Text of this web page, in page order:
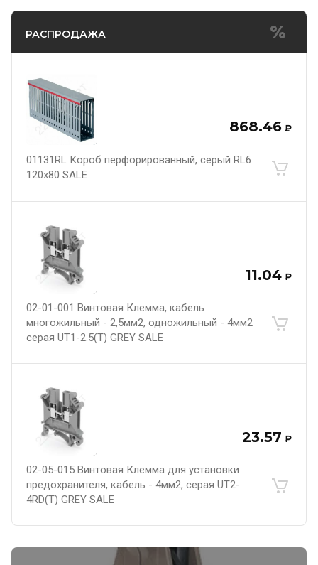
РАСПРОДАЖА
868.46 ₽
01131RL Короб перфорированный, серый RL6
120x80 SALE
11.04 ₽
02-01-001 Винтовая Клемма, кабель
многожильный - 2,5мм2, одножильный - 4мм2
серая UT1-2.5(T) GREY SALE
23.57 ₽
02-05-015 Винтовая Клемма для установки
предохранителя, кабель - 4мм2, серая UT2-
4RD(T) GREY SALE